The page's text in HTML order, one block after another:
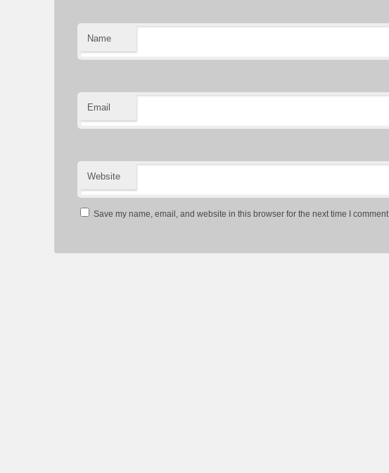
Name
Email
Website
Save my name, email, and website in this browser for the next time I comment.